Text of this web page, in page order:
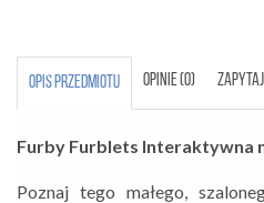
OPIS PRZEDMIOTU OPINIE (0) ZAPYTAJ
Furby Furblets Interaktywna
Poznaj tego małego,